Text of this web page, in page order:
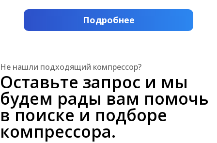
Подробнее
Не нашли подходящий компрессор?
Оставьте запрос и мы
будем рады вам помочь
в поиске и подборе
компрессора.